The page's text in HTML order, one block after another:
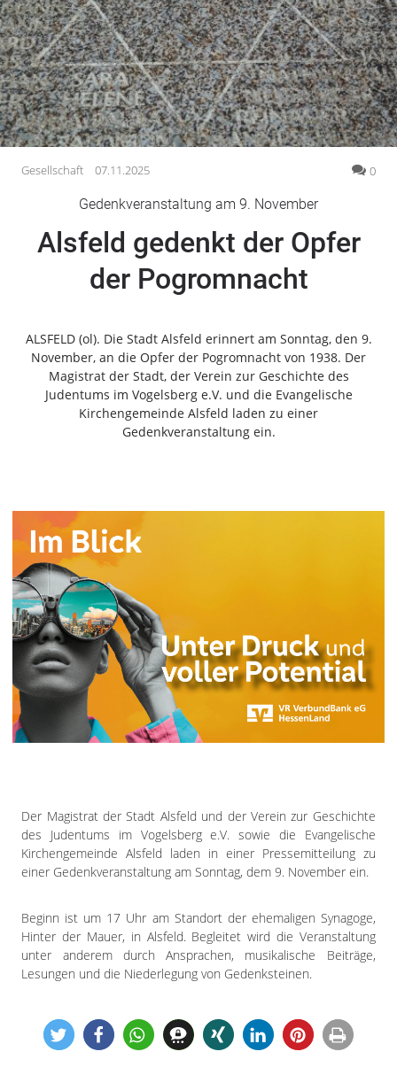
Gesundheit
Kultur
Lifestyle
Wirtschaft
Vogelsberg
Alsfeld
Romrod
Homberg
Ohm
Schlitz
Antrifttal
Feldatal
Freiensteinau
Gemünden
Herbstein
Kirtorf
Lautertal
Mücke
Schwalmtal
Ulrichstein
Wartenberg
Schwalm
Fulda
Gießen
Datenschutzerklärung
Gesellschaft 07.11.2025 0
Gedenkveranstaltung am 9. November
Alsfeld gedenkt der Opfer
der Pogromnacht
ALSFELD (ol). Die Stadt Alsfeld erinnert am Sonntag, den 9.
November, an die Opfer der Pogromnacht von 1938. Der
Magistrat der Stadt, der Verein zur Geschichte des
Judentums im Vogelsberg e.V. und die Evangelische
Kirchengemeinde Alsfeld laden zu einer
Gedenkveranstaltung ein.
Der Magistrat der Stadt Alsfeld und der Verein zur Geschichte
des Judentums im Vogelsberg e.V. sowie die Evangelische
Kirchengemeinde Alsfeld laden in einer Pressemitteilung zu
einer Gedenkveranstaltung am Sonntag, dem 9. November ein.
Beginn ist um 17 Uhr am Standort der ehemaligen Synagoge,
Hinter der Mauer, in Alsfeld. Begleitet wird die Veranstaltung
unter anderem durch Ansprachen, musikalische Beiträge,
Lesungen und die Niederlegung von Gedenksteinen.